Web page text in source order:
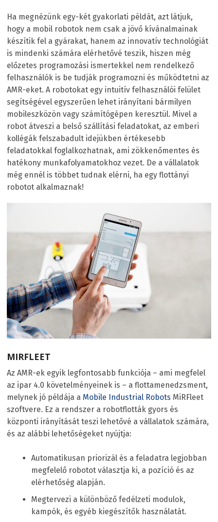
Ha megnézünk egy-két gyakorlati példát, azt látjuk,
hogy a mobil robotok nem csak a jövő kívánalmainak
készítik fel a gyárakat, hanem az innovatív technológiát
is mindenki számára elérhetővé teszik, hiszen még
előzetes programozási ismertekkel nem rendelkező
felhasználók is be tudják programozni és működtetni az
AMR-eket. A robotokat egy intuitív felhasználói felület
segítségével egyszerűen lehet irányítani bármilyen
mobileszközön vagy számítógépen keresztül. Mivel a
robot átveszi a belső szállítási feladatokat, az emberi
kollégák felszabadult idejükben értékesebb
feladatokkal foglalkozhatnak, ami zökkenőmentes és
hatékony munkafolyamatokhoz vezet. De a vállalatok
még ennél is többet tudnak elérni, ha egy flottányi
robotot alkalmaznak!
MIRFLEET
Az AMR-ek egyik legfontosabb funkciója – ami megfelel
az ipar 4.0 követelményeinek is – a flottamenedzsment,
melynek jó példája a Mobile Industrial Robots MiRFleet
szoftvere. Ez a rendszer a robotflották gyors és
központi irányítását teszi lehetővé a vállalatok számára,
és az alábbi lehetőségeket nyújtja:
Automatikusan priorizál és a feladatra legjobban
megfelelő robotot választja ki, a pozíció és az
elérhetőség alapján.
Megtervezi a különböző fedélzeti modulok,
kampók, és egyéb kiegészítők használatát.